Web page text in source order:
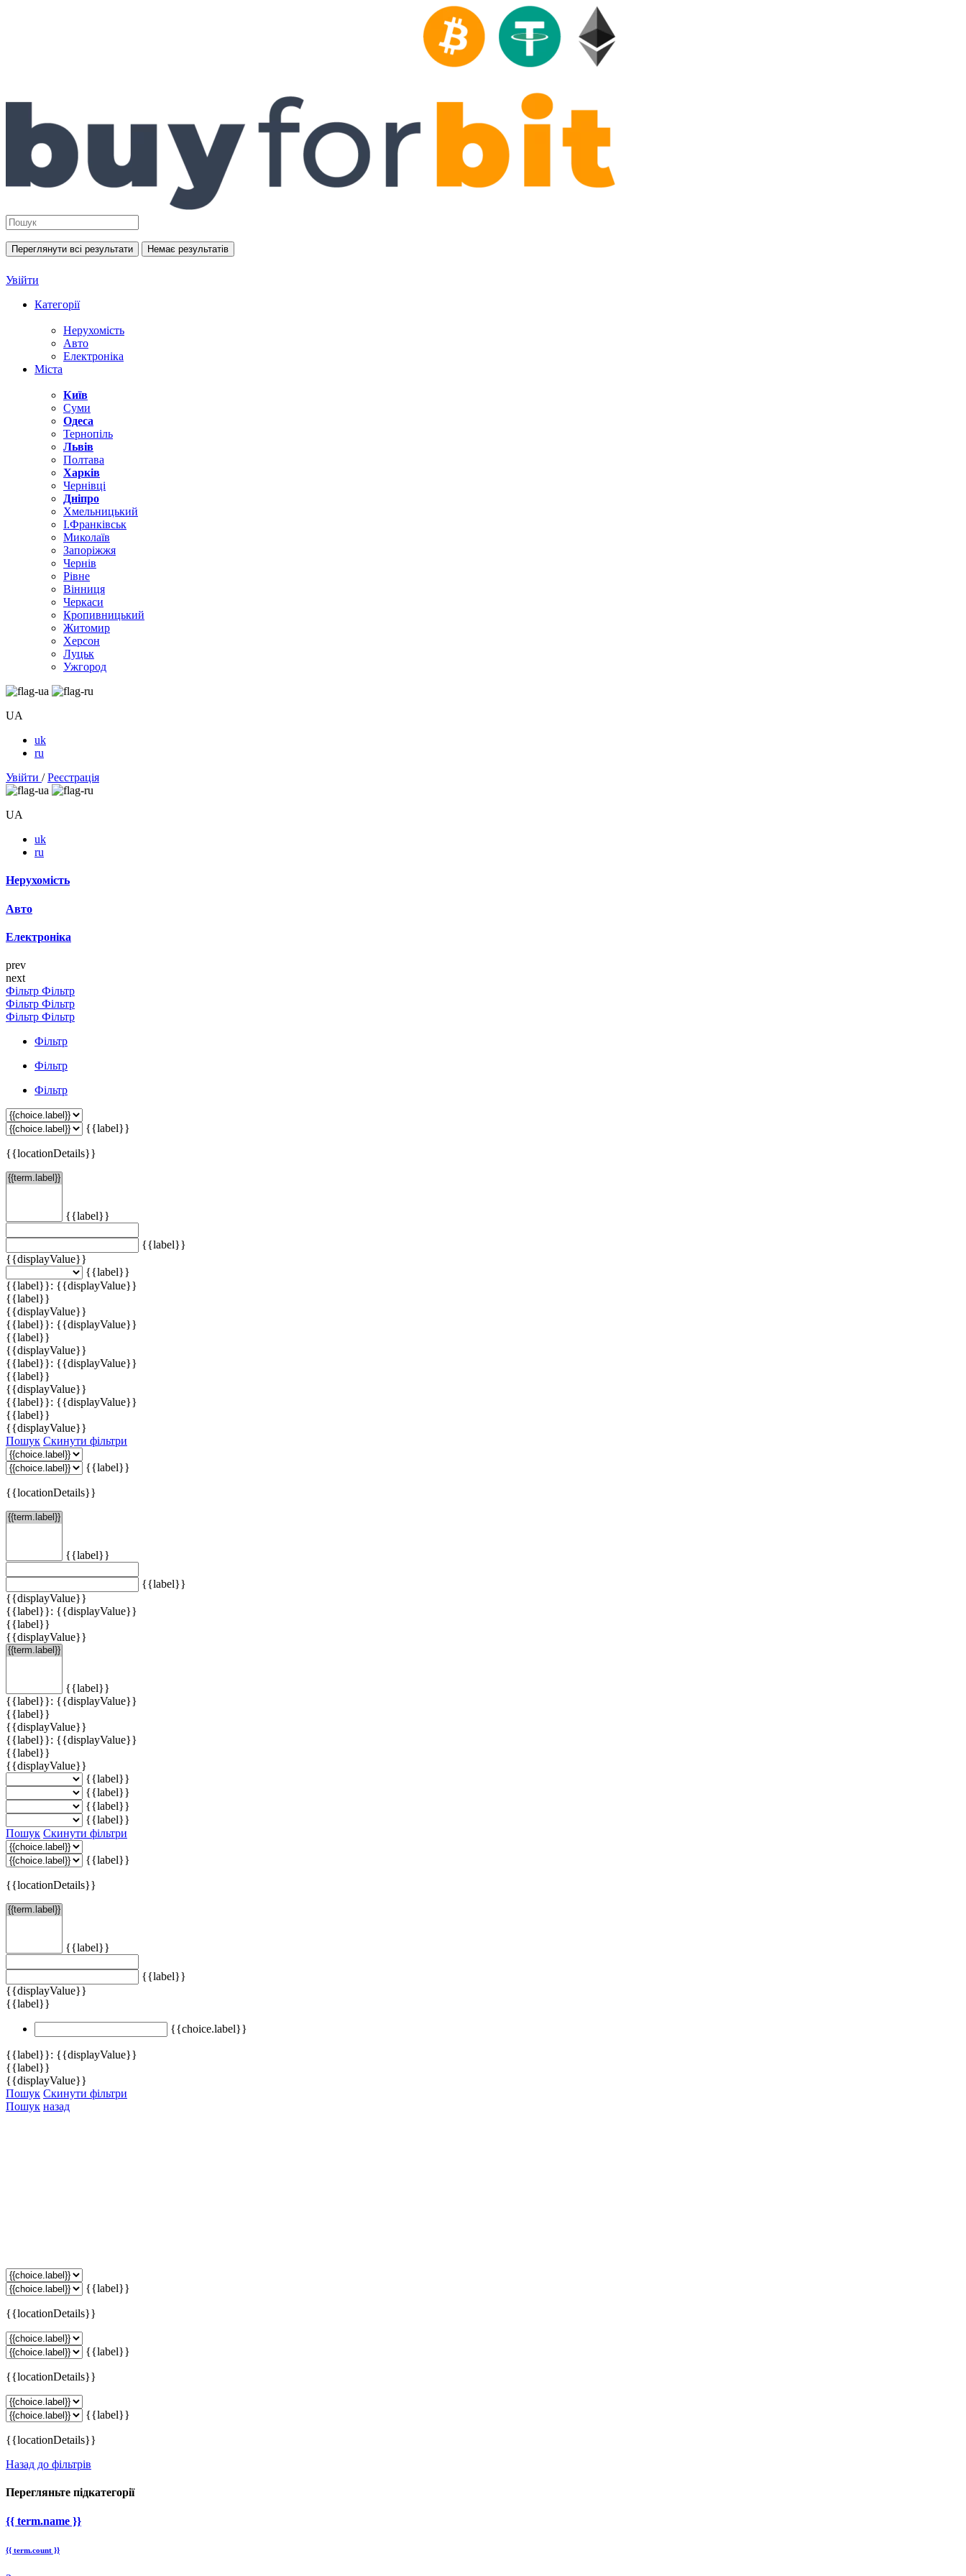
Переглянути всі результати Немає результатів
Увійти
Категорії
Нерухомість
Авто
Електроніка
Міста
Київ
Суми
Одеса
Тернопіль
Львів
Полтава
Харків
Чернівці
Дніпро
Хмельницький
І.Франківськ
Миколаїв
Запоріжжя
Чернів
Рівне
Вінниця
Черкаси
Кропивницький
Житомир
Херсон
Луцьк
Ужгород
UA
uk
ru
Увійти / Реєстрація
UA
uk
ru
Нерухомість
Авто
Електроніка
prev
next
Фільтр Фільтр
Фільтр Фільтр
Фільтр Фільтр
Фільтр
Фільтр
Фільтр
{{label}}
{{locationDetails}}
{{label}}
{{label}}
{{displayValue}}
{{label}}
{{label}}: {{displayValue}}
{{label}}
{{displayValue}}
{{label}}: {{displayValue}}
{{label}}
{{displayValue}}
{{label}}: {{displayValue}}
{{label}}
{{displayValue}}
{{label}}: {{displayValue}}
{{label}}
{{displayValue}}
Пошук Скинути фільтри
{{label}}
{{locationDetails}}
{{label}}
{{label}}
{{displayValue}}
{{label}}: {{displayValue}}
{{label}}
{{displayValue}}
{{label}}
{{label}}: {{displayValue}}
{{label}}
{{displayValue}}
{{label}}: {{displayValue}}
{{label}}
{{displayValue}}
{{label}}
{{label}}
{{label}}
{{label}}
Пошук Скинути фільтри
{{label}}
{{locationDetails}}
{{label}}
{{label}}
{{displayValue}}
{{label}}
{{choice.label}}
{{label}}: {{displayValue}}
{{label}}
{{displayValue}}
Пошук Скинути фільтри
Пошук назад
{{label}}
{{locationDetails}}
{{label}}
{{locationDetails}}
{{label}}
{{locationDetails}}
Назад до фільтрів
Перегляньте підкатегорії
{{ term.name }}
{{ term.count }}